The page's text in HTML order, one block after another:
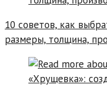
10 советов, как
размеры, толщина,